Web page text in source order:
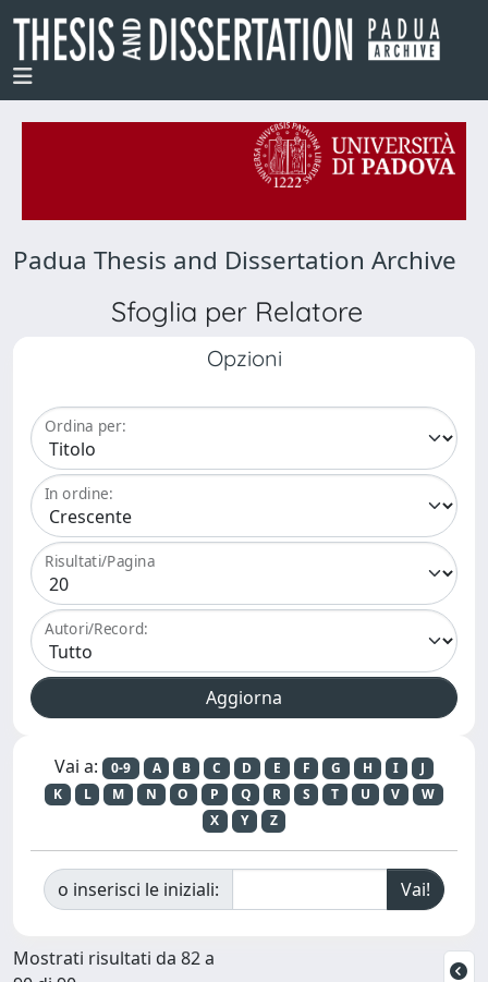
Padua Thesis and Dissertation Archive
Sfoglia per Relatore
Opzioni
Ordina per:
In ordine:
Risultati/Pagina
Autori/Record:
Vai a: 0-9 A B C D E F G H I
J
K
L M N O P Q R S T U V
W
X
Y Z
o inserisci le iniziali:
Mostrati risultati da 82 a